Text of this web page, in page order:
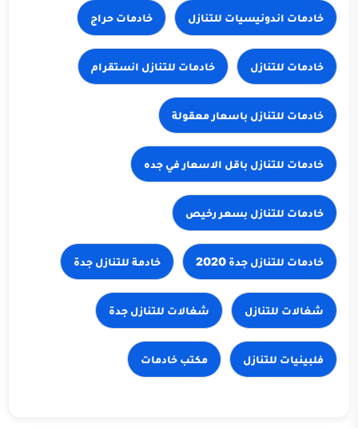
خادمات حراج
خادمات للتنازل
خادمات للتنازل باسعار معقولة
خادمات للتنازل باقل الاسعار في جده
شغالات للتنازل
فلبينيات للتنازل مكتب خادمات